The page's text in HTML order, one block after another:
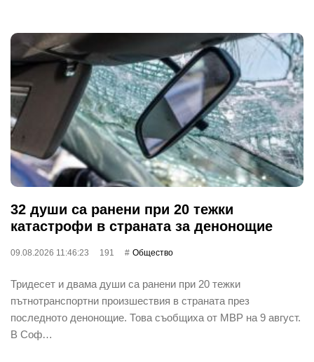
32 души са ранени при 20 тежки
катастрофи в страната за денонощие
09.08.2026 11:46:23 191 Общество
Тридесет и двама души са ранени при 20 тежки
пътнотранспортни произшествия в страната през
последното денонощие. Това съобщиха от МВР на 9 август.
В Соф…